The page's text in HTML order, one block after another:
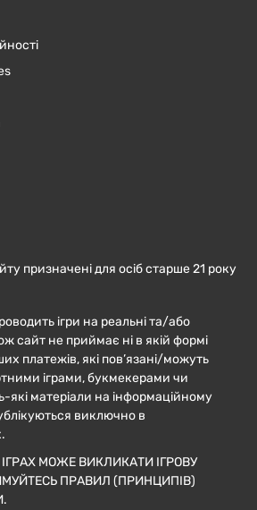
призначені для осіб старше 21 року
ігри на реальні та/або
сайт не приймає ні в якій формі
платежів, які пов’язані/можуть
іграми, букмекерами чи
які матеріали на інформаційному
виключно в
МОЖЕ ВИКЛИКАТИ ІГРОВУ
ПРАВИЛ (ПРИНЦИПІВ)